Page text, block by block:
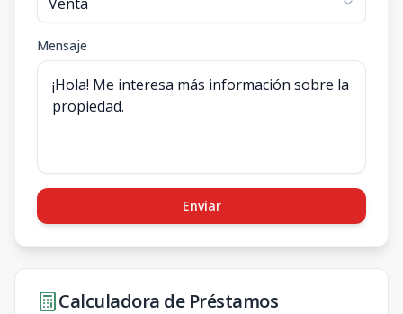
Mensaje
Enviar
Calculadora de Préstamos